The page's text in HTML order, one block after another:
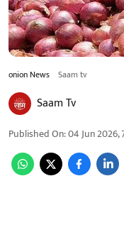
onion News Saam tv
Saam Tv
Published On:04 Jun 2026,